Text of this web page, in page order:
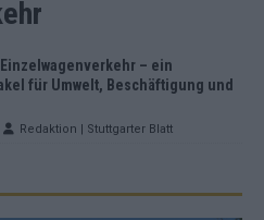
Einzelwagenverkehr – ein
für Umwelt, Beschäftigung und
Redaktion | Stuttgarter Blatt